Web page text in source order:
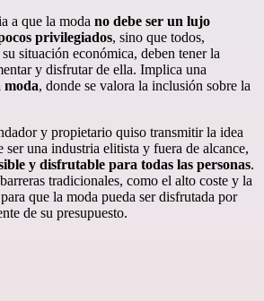
a que la moda no debe ser un lujo
privilegiados, sino que todos,
situación económica, deben tener la
y disfrutar de ella. Implica una
moda, donde se valora la inclusión sobre la
y propietario quiso transmitir la idea
ser una industria elitista y fuera de alcance,
y disfrutable para todas las personas.
tradicionales, como el alto coste y la
que la moda pueda ser disfrutada por
de su presupuesto.